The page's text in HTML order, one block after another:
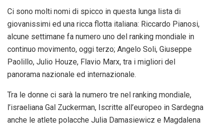
Ci sono molti nomi di spicco in questa lunga lista di
giovanissimi ed una ricca flotta italiana: Riccardo Pianosi,
alcune settimane fa numero uno del ranking mondiale in
continuo movimento, oggi terzo; Angelo Soli, Giuseppe
Paolillo, Julio Houze, Flavio Marx, tra i migliori del
panorama nazionale ed internazionale.
Tra le donne ci sarà la numero tre nel ranking mondiale,
l’israeliana Gal Zuckerman, Iscritte all’europeo in Sardegna
anche le atlete polacche Julia Damasiewicz e Magdalena